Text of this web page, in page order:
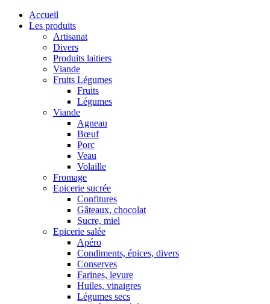
Accueil
Les produits
Artisanat
Divers
Produits laitiers
Viande
Fruits Légumes
Fruits
Légumes
Viande
Agneau
Bœuf
Porc
Veau
Volaille
Fromage
Epicerie sucrée
Confitures
Gâteaux, chocolat
Sucre, miel
Epicerie salée
Apéro
Condiments, épices, divers
Conserves
Farines, levure
Huiles, vinaigres
Légumes secs